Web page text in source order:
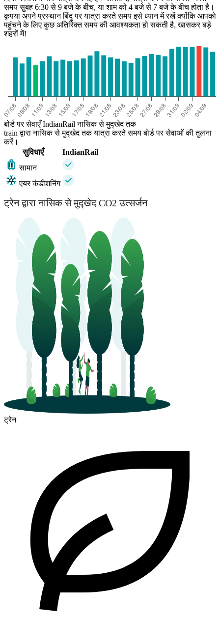
Mudkhed
समय सुबह 6:30 से 9 बजे के बीच, या शाम को 4 बजे से 7 बजे के बीच होता है।
कृपया अपने प्रस्थान बिंदु पर यात्रा करते समय इसे ध्यान में रखें क्योंकि आपको
पहुंचने के लिए कुछ अतिरिक्त समय की आवश्यकता हो सकती है, खासकर बड़े
शहरों में!
बोर्ड पर सेवाएँ IndianRail नासिक से मुद्खेद तक
train द्वारा नासिक से मुद्खेद तक यात्रा करते समय बोर्ड पर सेवाओं की तुलना
करें।
सुविधाएँ
IndianRail
सामान
एयर कंडीशनिंग
ट्रेन द्वारा नासिक से मुद्खेद CO2 उत्सर्जन
ट्रेन